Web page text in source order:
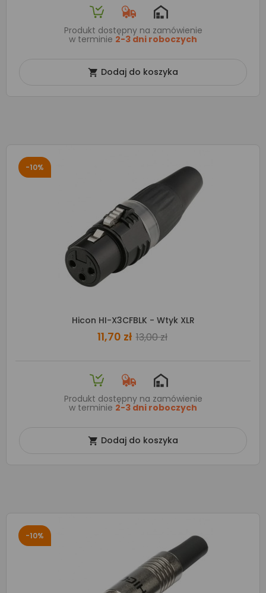
Produkt dostępny na zamówienie
w terminie 2-3 dni roboczych
 Dodaj do koszyka
-10%
Hicon HI-X3CFBLK - Wtyk XLR
11,70 zł 13,00 zł
Produkt dostępny na zamówienie
w terminie 2-3 dni roboczych
 Dodaj do koszyka
-10%